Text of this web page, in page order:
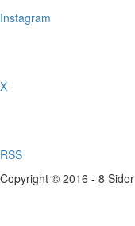
Instagram
X
RSS
Copyright © 2016 - 8 Sidor